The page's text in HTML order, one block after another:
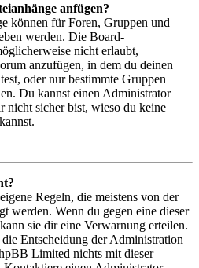
anfügen?
können für Foren, Gruppen und
werden. Die Board-
nicht erlaubt,
anzufügen, in dem du deinen
oder nur bestimmte Gruppen
Du kannst einen Administrator
nicht sicher bist, wieso du keine
Regeln, die meistens von der
werden. Wenn du gegen eine dieser
sie dir eine Verwarnung erteilen.
die Entscheidung der Administration
Limited nichts mit dieser